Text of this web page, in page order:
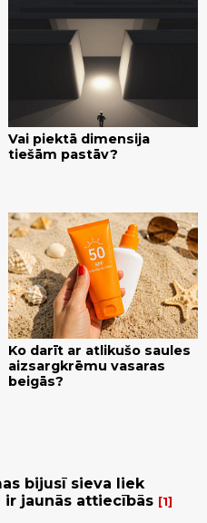
Vai piektā dimensija
tiešām pastāv?
Ko darīt ar atlikušo saules
aizsargkrēmu vasaras
beigās?
bijusī sieva liek
ir jaunās attiecībās
1